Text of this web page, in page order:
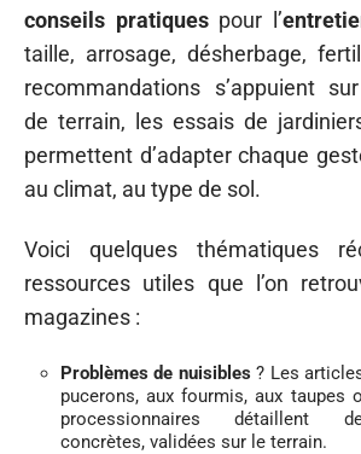
conseils pratiquespour l’
taille, arrosage, désherbage,
recommandations s’appuient
de terrain, les essais de
permettent d’adapter chaque
au climat, au type de sol.
Voici quelques thématiques
ressources utiles que l’on
magazines :
Problèmes de nuisibles ? Les
pucerons, aux fourmis, aux taupes
processionnaires détaillent
concrètes, validées sur le terrain.